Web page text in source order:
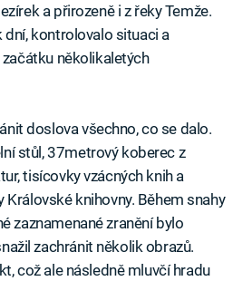
a přirozeně i z řeky Temže.
kontrolovalo situaci a
několikaletých
doslova všechno, co se dalo.
stůl, 37metrový koberec z
tisícovky vzácných knih a
knihovny. Během snahy
zaznamenané zranění bylo
zachránit několik obrazů.
což ale následně mluvčí hradu